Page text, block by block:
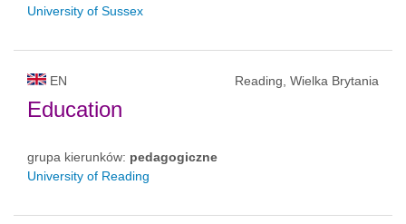
University of Sussex
EN Reading, Wielka Brytania
Education
grupa kierunków: pedagogiczne
University of Reading